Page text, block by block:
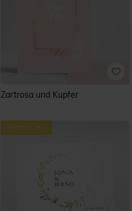
Zartrosa und Kupfer